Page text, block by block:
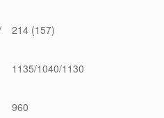
214 (157)
1135/1040/1130
960